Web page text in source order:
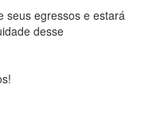
seus egressos e estará
desse